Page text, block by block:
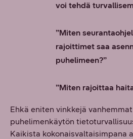
voi tehdä
”Miten
rajoittimet saa
puhelimeen?”
”Miten rajoittaa
Ehkä eniten vinkkejä
puhelimenkäytön
Kaikista kokonaisvaltaisimpana